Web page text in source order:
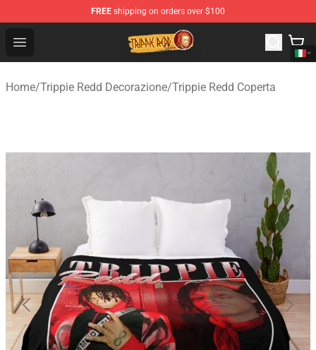
FREE shipping on orders over $100
Open menu
Trippie Redd Store - Official Trippie Redd Merchandise
Home/Trippie Redd Decorazione/Trippie Redd Coperta